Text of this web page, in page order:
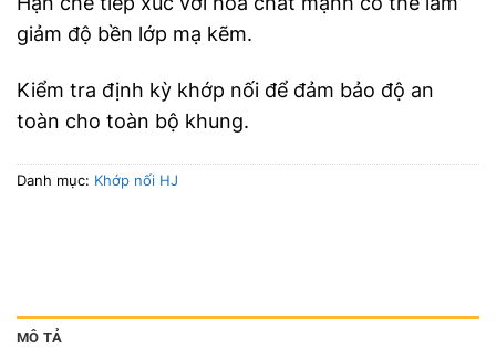
giảm độ bền lớp mạ kẽm.
Kiểm tra định kỳ khớp nối để đảm bảo độ an
toàn cho toàn bộ khung.
Danh mục: Khớp nối HJ
MÔ TẢ